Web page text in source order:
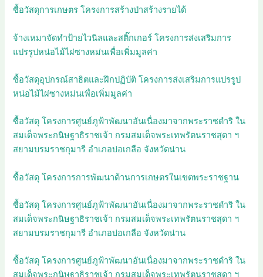
ซื้อวัสดุการเกษตร โครงการสร้างป่าสร้างรายได้
จ้างเหมาจัดทำป้ายไวนิลและสติ๊กเกอร์ โครงการส่งเสริมการ
แปรรูปหน่อไม้ไผ่ซางหม่นเพื่อเพิ่มมูลค่า
ซื้อวัสดุอุปกรณ์สาธิตและฝึกปฏิบัติ โครงการส่งเสริมการแปรรูป
หน่อไม้ไผ่ซางหม่นเพื่อเพิ่มมูลค่า
ซื้อวัสดุ โครงการศูนย์ภูฟ้าพัฒนาอันเนื่องมาจากพระราชดำริ ใน
สมเด็จพระกนิษฐาธิราชเจ้า กรมสมเด็จพระเทพรัตนราชสุดา ฯ
สยามบรมราชกุมารี อำเภอบ่อเกลือ จังหวัดน่าน
ซื้อวัสดุ โครงการการพัฒนาด้านการเกษตรในเขตพระราชฐาน
ซื้อวัสดุ โครงการศูนย์ภูฟ้าพัฒนาอันเนื่องมาจากพระราชดำริ ใน
สมเด็จพระกนิษฐาธิราชเจ้า กรมสมเด็จพระเทพรัตนราชสุดา ฯ
สยามบรมราชกุมารี อำเภอบ่อเกลือ จังหวัดน่าน
ซื้อวัสดุ โครงการศูนย์ภูฟ้าพัฒนาอันเนื่องมาจากพระราชดำริ ใน
สมเด็จพระกนิษฐาธิราชเจ้า กรมสมเด็จพระเทพรัตนราชสุดา ฯ